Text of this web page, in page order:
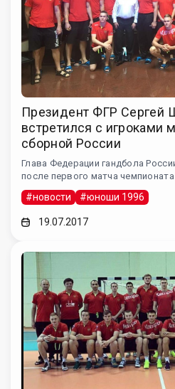
Президент ФГР Сергей
встретился с игроками
сборной России
Глава Федерации гандбола
после первого матча
#новости #юноши 1996
19.07.2017